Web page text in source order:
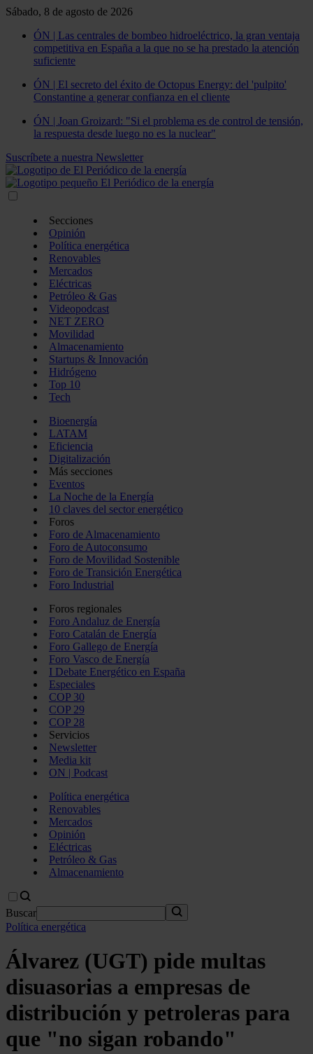
Sábado, 8 de agosto de 2026
ÓN | Las centrales de bombeo hidroeléctrico, la gran ventaja
competitiva en España a la que no se ha prestado la atención
suficiente
ÓN | El secreto del éxito de Octopus Energy: del 'pulpito'
Constantine a generar confianza en el cliente
ÓN | Joan Groizard: "Si el problema es de control de tensión,
la respuesta desde luego no es la nuclear"
Suscríbete a nuestra Newsletter
Secciones
Opinión
Política energética
Renovables
Mercados
Eléctricas
Petróleo & Gas
Videopodcast
NET ZERO
Movilidad
Almacenamiento
Startups & Innovación
Hidrógeno
Top 10
Tech
Bioenergía
LATAM
Eficiencia
Digitalización
Más secciones
Eventos
La Noche de la Energía
10 claves del sector energético
Foros
Foro de Almacenamiento
Foro de Autoconsumo
Foro de Movilidad Sostenible
Foro de Transición Energética
Foro Industrial
Foros regionales
Foro Andaluz de Energía
Foro Catalán de Energía
Foro Gallego de Energía
Foro Vasco de Energía
I Debate Energético en España
Especiales
COP 30
COP 29
COP 28
Servicios
Newsletter
Media kit
ON | Podcast
Política energética
Renovables
Mercados
Opinión
Eléctricas
Petróleo & Gas
Almacenamiento
Buscar
Política energética
Álvarez (UGT) pide multas
disuasorias a empresas de
distribución y petroleras para
que "no sigan robando"